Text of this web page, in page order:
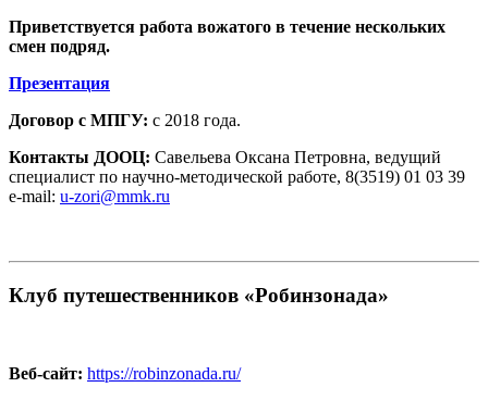
Приветствуется работа вожатого в течение нескольких
смен подряд.
Презентация
Договор с МПГУ: c 2018 года.
Контакты ДООЦ: Савельева Оксана Петровна, ведущий
специалист по научно-методической работе, 8(3519) 01 03 39
e-mail: u-zori@mmk.ru
Клуб путешественников «Робинзонада»
Веб-сайт: https://robinzonada.ru/